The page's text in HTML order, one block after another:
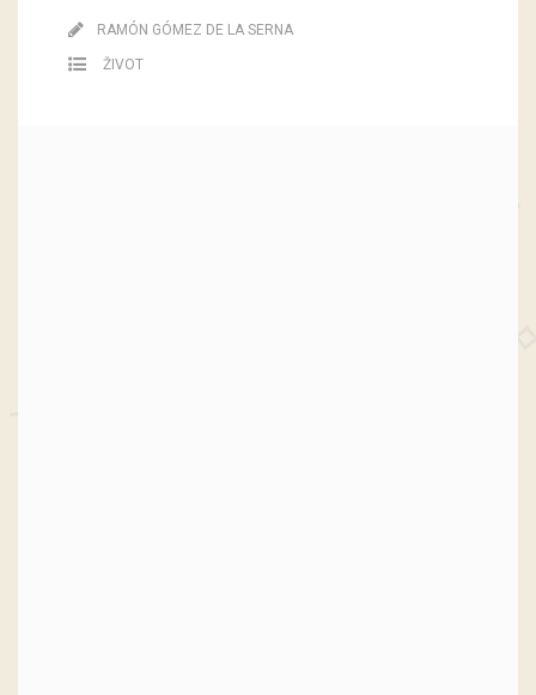
RAMÓN GÓMEZ DE LA SERNA
ŽIVOT